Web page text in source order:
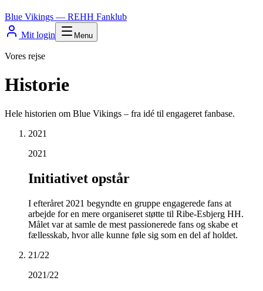
Blue Vikings — REHH Fanklub
Mit login
Menu
Vores rejse
Historie
Hele historien om Blue Vikings – fra idé til engageret fanbase.
2021
2021
Initiativet opstår
I efteråret 2021 begyndte en gruppe engagerede fans at
arbejde for en mere organiseret støtte til Ribe-Esbjerg HH.
Målet var at samle de mest passionerede fans og skabe et
fællesskab, hvor alle kunne føle sig som en del af holdet.
21/22
2021/22